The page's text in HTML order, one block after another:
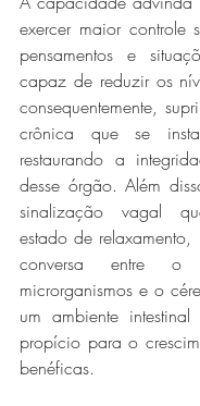
exercer maior controle
pensamentos e
capaz de reduzir os
consequentemente,
crônica que se
restaurando a
desse órgão. Além
sinalização vagal
estado de
conversa entre o
microrganismos e o
um ambiente
propício para o
benéficas.